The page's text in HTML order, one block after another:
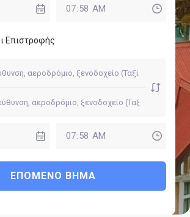
Επιστροφής
ΕΠΌΜΕΝΟ ΒΉΜΑ